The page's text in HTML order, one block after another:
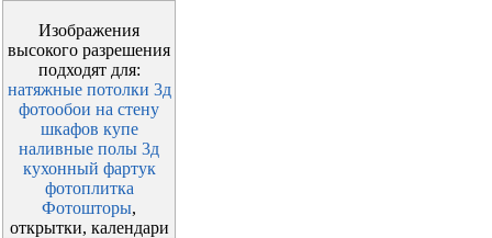
Изображения
высокого разрешения
подходят для:
натяжные потолки 3д
фотообои на стену
шкафов купе
наливные полы 3д
кухонный фартук
фотоплитка
Фотошторы,
открытки, календари